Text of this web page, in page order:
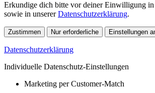
Erkundige dich bitte vor deiner Einwilligung in
sowie in unsererDatenschutzerklärung.
Zustimmen Nur erforderliche Einstellungen
Datenschutzerklärung
Individuelle Datenschutz-Einstellungen
Marketing per Customer-Match